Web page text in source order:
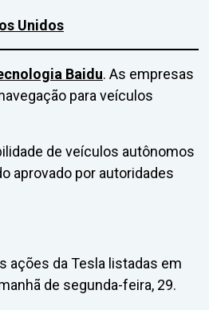
Unidos
Baidu. As empresas
para veículos
de veículos autônomos
aprovado por autoridades
ações da Tesla listadas em
de segunda-feira, 29.